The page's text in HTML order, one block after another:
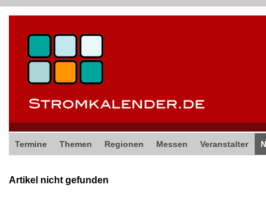
Termine Themen Regionen Messen Veranstalter
Artikel nicht gefunden